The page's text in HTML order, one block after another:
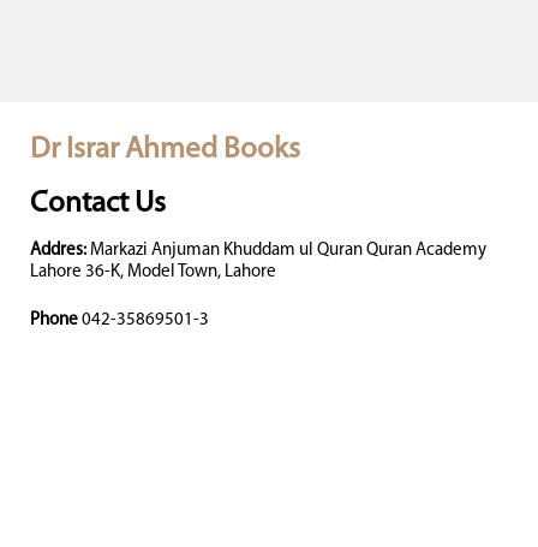
Dr Israr Ahmed Books
Contact Us
Addres: Markazi Anjuman Khuddam ul Quran Quran Academy
Lahore 36-K, Model Town, Lahore
Phone 042-35869501-3